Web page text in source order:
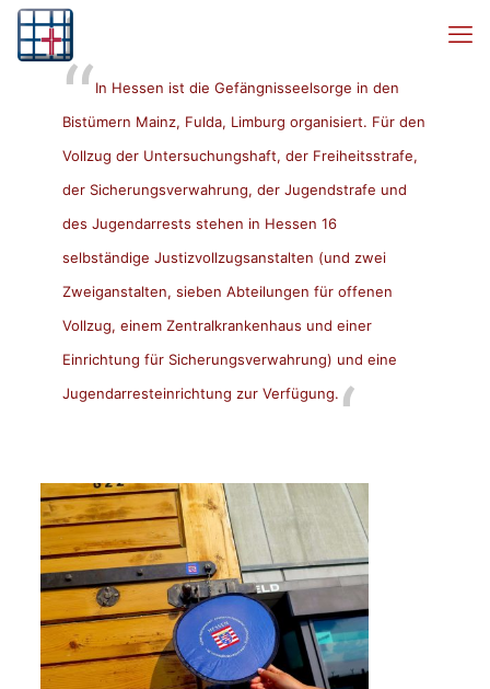
In Hessen ist die Gefängnisseelsorge in den
Bistümern Mainz, Fulda, Limburg organisiert. Für den
Vollzug der Untersuchungshaft, der Freiheitsstrafe,
der Sicherungsverwahrung, der Jugendstrafe und
des Jugendarrests stehen in Hessen 16
selbständige Justizvollzugsanstalten (und zwei
Zweiganstalten, sieben Abteilungen für offenen
Vollzug, einem Zentralkrankenhaus und einer
Einrichtung für Sicherungsverwahrung) und eine
Jugendarresteinrichtung zur Verfügung.